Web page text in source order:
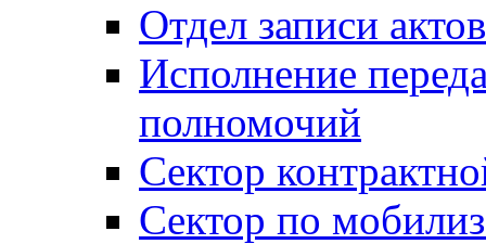
Отдел записи
Исполнение
полномочий
Сектор
Сектор по